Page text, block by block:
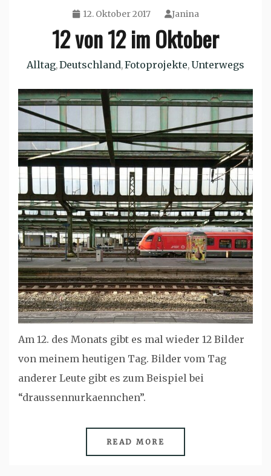
12. Oktober 2017 Janina
12 von 12 im Oktober
Alltag,Deutschland,Fotoprojekte, Unterwegs
Am 12. des Monats gibt es mal wieder 12 Bilder
von meinem heutigen Tag. Bilder vom Tag
anderer Leute gibt es zum Beispiel bei
“draussennurkaennchen”.
READ MORE